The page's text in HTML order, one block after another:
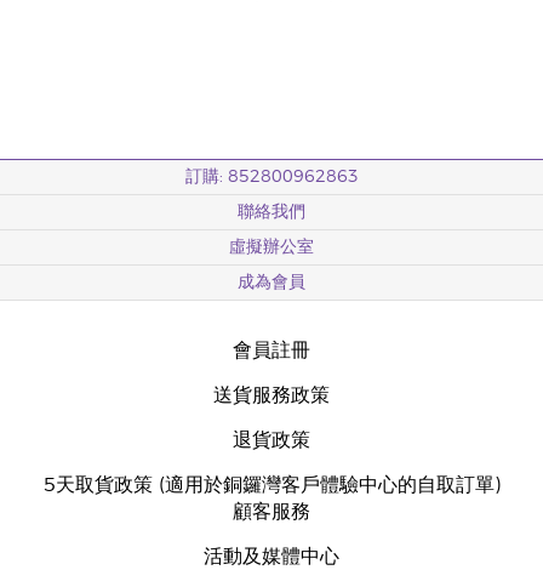
訂購: 852800962863
聯絡我們
虛擬辦公室
成為會員
會員註冊
送貨服務政策
退貨政策
5天取貨政策 (適用於銅鑼灣客戶體驗中心的自取訂單)
顧客服務
活動及媒體中心